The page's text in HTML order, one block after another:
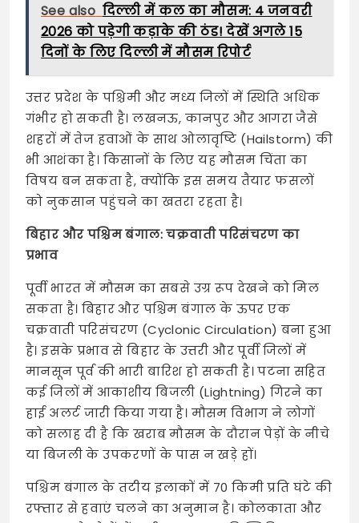
See also दिल्ली में कल का मौसम: 4 जनवरी
2026 को पड़ेगी कड़ाके की ठंड! देखें अगले 15
दिनों के लिए दिल्ली में मौसम रिपोर्ट
उत्तर प्रदेश के पश्चिमी और मध्य जिलों में स्थिति अधिक
गंभीर हो सकती है। लखनऊ, कानपुर और आगरा जैसे
शहरों में तेज हवाओं के साथ ओलावृष्टि (Hailstorm) की
भी आशंका है। किसानों के लिए यह मौसम चिंता का
विषय बन सकता है, क्योंकि इस समय तैयार फसलों
को नुकसान पहुंचने का खतरा रहता है।
बिहार और पश्चिम बंगाल: चक्रवाती परिसंचरण का
प्रभाव
पूर्वी भारत में मौसम का सबसे उग्र रूप देखने को मिल
सकता है। बिहार और पश्चिम बंगाल के ऊपर एक
चक्रवाती परिसंचरण (Cyclonic Circulation) बना हुआ
है। इसके प्रभाव से बिहार के उत्तरी और पूर्वी जिलों में
मानसून पूर्व की भारी बारिश हो सकती है। पटना सहित
कई जिलों में आकाशीय बिजली (Lightning) गिरने का
हाई अलर्ट जारी किया गया है। मौसम विभाग ने लोगों
को सलाह दी है कि खराब मौसम के दौरान पेड़ों के नीचे
या बिजली के उपकरणों के पास न खड़े हों।
पश्चिम बंगाल के तटीय इलाकों में 70 किमी प्रति घंटे की
रफ्तार से हवाएं चलने का अनुमान है। कोलकाता और